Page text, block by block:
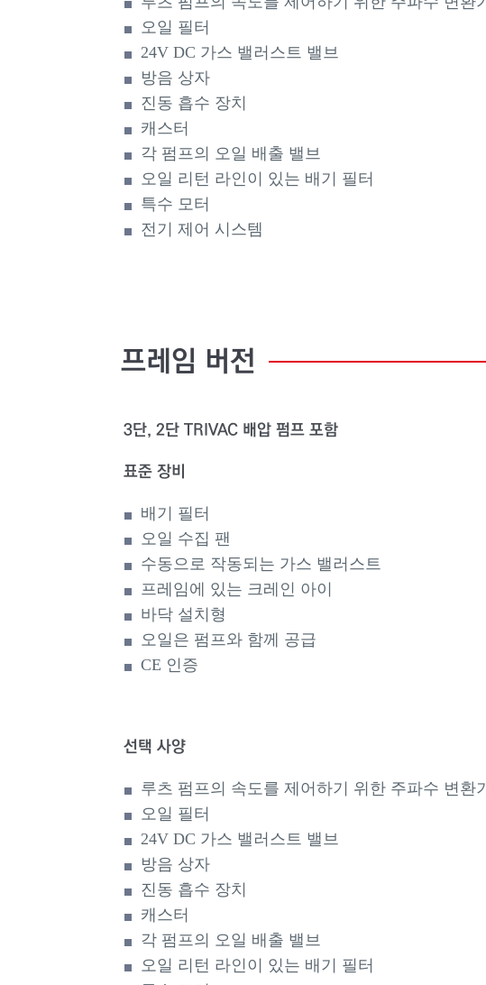
오일 필터
24V DC 가스 밸러스트 밸브
방음 상자
진동 흡수 장치
캐스터
각 펌프의 오일 배출 밸브
오일 리턴 라인이 있는 배기 필터
특수 모터
전기 제어 시스템
프레임 버전
3단, 2단 TRIVAC 배압 펌프 포함
표준 장비
배기 필터
오일 수집 팬
수동으로 작동되는 가스 밸러스트
프레임에 있는 크레인 아이
바닥 설치형
오일은 펌프와 함께 공급
CE 인증
선택 사양
루츠 펌프의 속도를 제어하기 위한 주파수 변환기
오일 필터
24V DC 가스 밸러스트 밸브
방음 상자
진동 흡수 장치
캐스터
각 펌프의 오일 배출 밸브
오일 리턴 라인이 있는 배기 필터